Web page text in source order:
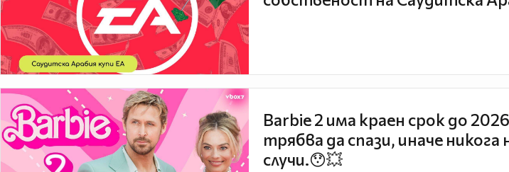
Barbie 2 има краен срок до
трябва да спази, иначе никога
случи.😯💥